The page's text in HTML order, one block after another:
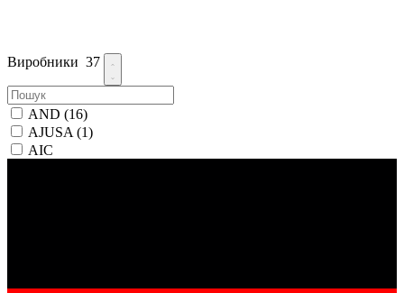
Виробники 37
AND (16)
AJUSA (1)
AIC